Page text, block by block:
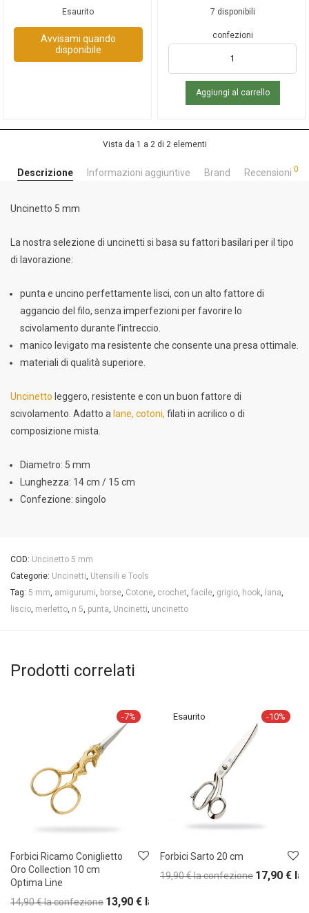
Esaurito
Avvisami quando
disponibile
7 disponibili
confezioni
Aggiungi al carrello
Vista da 1 a 2 di 2 elementi
Descrizione Informazioni aggiuntive Brand Recensioni 0
Uncinetto 5 mm
La nostra selezione di uncinetti si basa su fattori basilari per il tipo
di lavorazione:
punta e uncino perfettamente lisci, con un alto fattore di
aggancio del filo, senza imperfezioni per favorire lo
scivolamento durante l’intreccio.
manico levigato ma resistente che consente una presa ottimale.
materiali di qualità superiore.
Uncinetto leggero, resistente e con un buon fattore di
scivolamento. Adatto a lane, cotoni, filati in acrilico o di
composizione mista.
Diametro: 5 mm
Lunghezza: 14 cm / 15 cm
Confezione: singolo
COD: Uncinetto 5 mm
Categorie: Uncinetti Utensili e Tools
Tag: 5 mm amigurumi borse Cotone crochet facile grigio hook lana
liscio merletto n 5 punta Uncinetti uncinetto
Prodotti correlati
-7%
Forbici Ricamo Coniglietto
Oro Collection 10 cm
Optima Line
14,90€la confezione 13,90 € la confezione
-10%
Forbici Sarto 20 cm
19,90€la confezione 17,90 € la